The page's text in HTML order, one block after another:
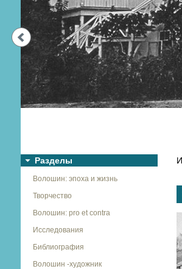
Разделы
Волошин: эпоха и жизнь
Творчество
Волошин: pro et contra
Исследования
Библиография
Волошин -художник